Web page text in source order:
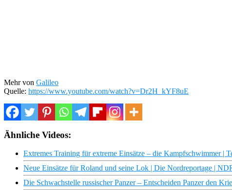
Mehr von Galileo
Quelle: https://www.youtube.com/watch?v=Dr2H_kYF8uE
Ähnliche Videos:
Extremes Training für extreme Einsätze – die Kampfschwimmer |
Neue Einsätze für Roland und seine Lok | Die Nordreportage |
Die Schwachstelle russischer Panzer – Entscheiden Panzer den